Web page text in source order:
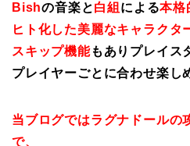
Bishの音楽と白組 による本格
ヒト化した美麗なキャラクタ
スキップ機能もありプレイス
プレイヤーごとに合わせ楽し
当ブログではラグナドールの
で、